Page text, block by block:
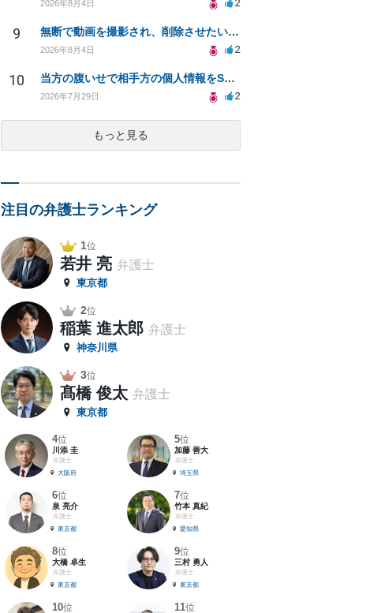
2026年8月4日 2
9 無断で動画を撮影され、削除させたいが連絡が返ってこない。
2026年8月4日 2
10 当方の腹いせで相手方の個人情報をSNSで晒してしまい名誉毀損させてしまったかもしれない
2026年7月29日 2
もっと見る
注目の弁護士ランキング
1位
若井 亮 弁護士
東京都
2位
稲葉 進太郎 弁護士
神奈川県
3位
髙橋 俊太 弁護士
東京都
4位
川添 圭
弁護士
大阪府
5位
加藤 善大
弁護士
埼玉県
6位
泉 亮介
弁護士
東京都
7位
竹本 真紀
弁護士
愛知県
8位
大橋 卓生
弁護士
東京都
9位
三村 勇人
弁護士
東京都
10位 11位